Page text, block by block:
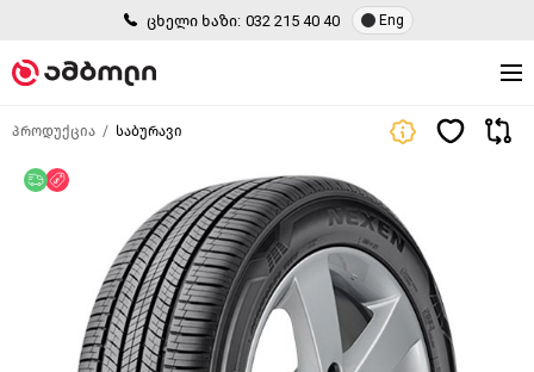
ცხელი ხაზი: 032 215 40 40 Eng
პროდუქცია საბურავი
უფასო მიწოდება